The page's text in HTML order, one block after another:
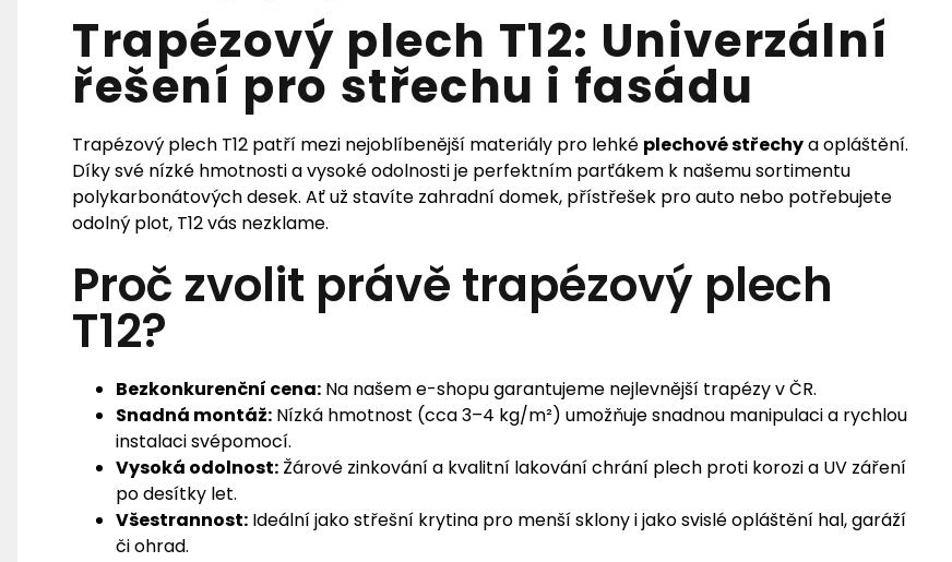
Trapézový plech T12: Univerzální
řešení pro střechu i fasádu
Trapézový plech T12 patří mezi nejoblíbenější materiály pro lehké plechové střechya opláštění.
Díky své nízké hmotnosti a vysoké odolnosti je perfektním parťákem k našemu sortimentu
polykarbonátových desek. Ať už stavíte zahradní domek, přístřešek pro auto nebo potřebujete
odolný plot, T12 vás nezklame.
Proč zvolit právě trapézový plech
T12?
Bezkonkurenční cena: Na našem e-shopu garantujeme nejlevnější trapézy v ČR.
Snadná montáž: Nízká hmotnost (cca 3–4 kg/m²) umožňuje snadnou manipulaci a rychlou
instalaci svépomocí.
Vysoká odolnost: Žárové zinkování a kvalitní lakování chrání plech proti korozi a UV záření
po desítky let.
Všestrannost: Ideální jako střešní krytina pro menší sklony i jako svislé opláštění hal, garáží
či ohrad.